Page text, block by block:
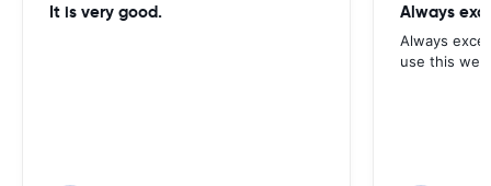
It is very good. Always
Always
use this